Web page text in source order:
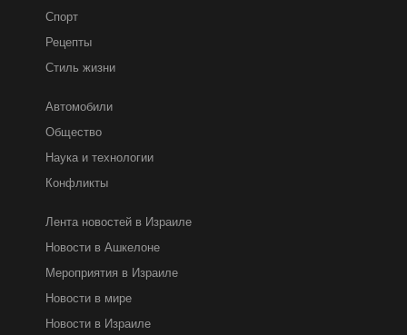
Спорт
Рецепты
Стиль жизни
Автомобили
Общество
Наука и технологии
Конфликты
Лента новостей в Израиле
Новости в Ашкелоне
Мероприятия в Израиле
Новости в мире
Новости в Израиле